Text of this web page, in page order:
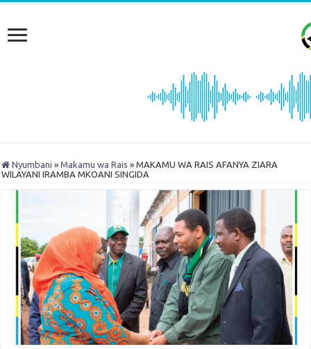
Nyumbani » Makamu wa Rais » MAKAMU WA RAIS AFANYA ZIARA
WILAYANI IRAMBA MKOANI SINGIDA